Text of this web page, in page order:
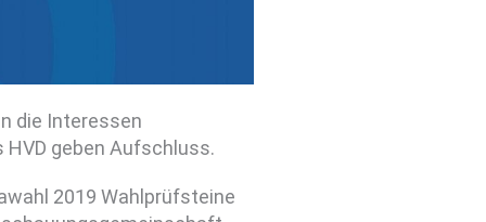
die Interessen
geben Aufschluss.
2019 Wahlprüfsteine